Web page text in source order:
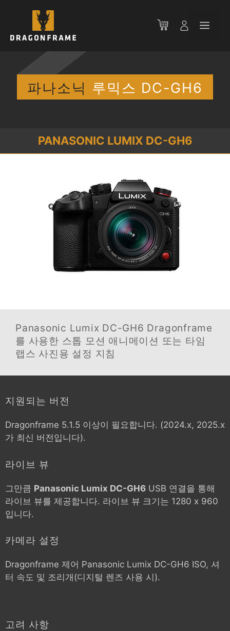
메
파나소닉 루믹스 DC-GH6
PANASONIC LUMIX DC-GH6
Panasonic Lumix DC-GH6 Dragonframe
를 사용한 스톱 모션 애니메이션 또는 타임
랩스 사진용 설정 지침
지원되는 버전
Dragonframe 5.1.5 이상이 필요합니다. (2024.x, 2025.x
가 최신 버전입니다).
라이브 뷰
그만큼 Panasonic Lumix DC-GH6 USB 연결을 통해
라이브 뷰를 제공합니다. 라이브 뷰 크기는 1280 x 960
입니다.
카메라 설정
Dragonframe 제어 Panasonic Lumix DC-GH6 ISO, 셔
터 속도 및 조리개(디지털 렌즈 사용 시).
고려 사항